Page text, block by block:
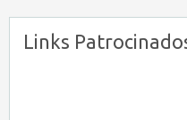
Links